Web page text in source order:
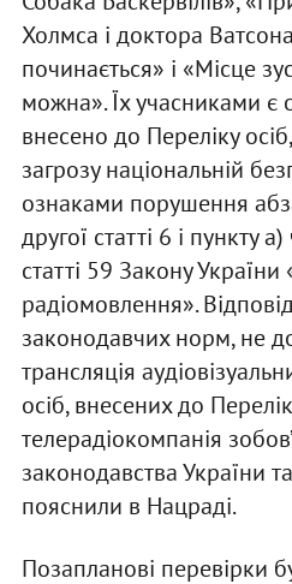
Холмса і доктора
починається» і «Місце
можна». Їх учасниками є
внесено до Переліку
загрозу національній
ознаками порушення
другої статті 6 і пункту
статті 59 Закону
радіомовлення».
законодавчих норм, не
трансляція
осіб, внесених до
телерадіокомпанія
законодавства України
пояснили в Нацраді.
Позапланові перевірки